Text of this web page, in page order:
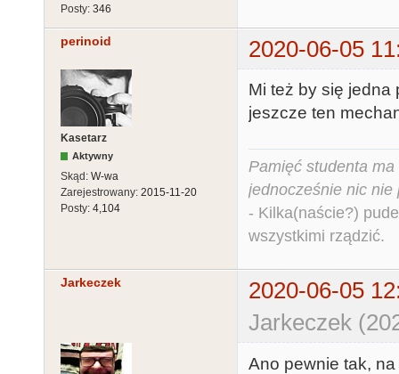
Posty: 346
perinoid 2020-06-05
Kasetarz
Aktywny
Skąd: W-wa
Zarejestrowany: 2015-11-20
Posty: 4,104
Mi też by się jedna
jeszcze ten
Pamięć studenta
jednocześnie nic nie
- Kilka(naście?)
wszystkimi rządzić.
Jarkeczek
2020-06-05
Jarkeczek
Ano pewnie tak,